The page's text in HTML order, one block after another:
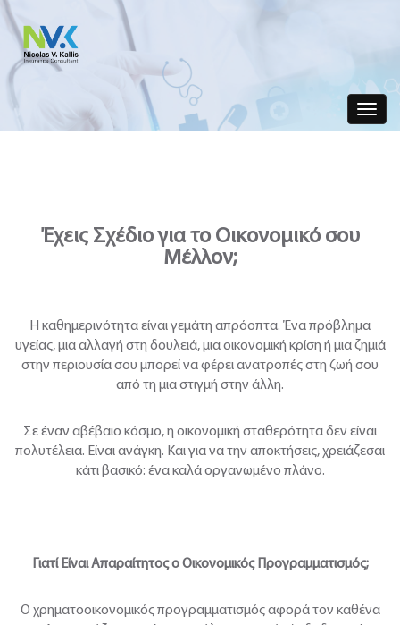
Toggle
Έχεις Σχέδιο για το Οικονομικό σου
Μέλλον;
Η καθημερινότητα είναι γεμάτη απρόοπτα. Ένα πρόβλημα
υγείας, μια αλλαγή στη δουλειά, μια οικονομική κρίση ή μια ζημιά
στην περιουσία σου μπορεί να φέρει ανατροπές στη ζωή σου
από τη μια στιγμή στην άλλη.
Σε έναν αβέβαιο κόσμο, η οικονομική σταθερότητα δεν είναι
πολυτέλεια. Είναι ανάγκη. Και για να την αποκτήσεις, χρειάζεσαι
κάτι βασικό: ένα καλά οργανωμένο πλάνο.
Γιατί Είναι Απαραίτητος ο Οικονομικός Προγραμματισμός;
Ο χρηματοοικονομικός προγραμματισμός αφορά τον καθένα